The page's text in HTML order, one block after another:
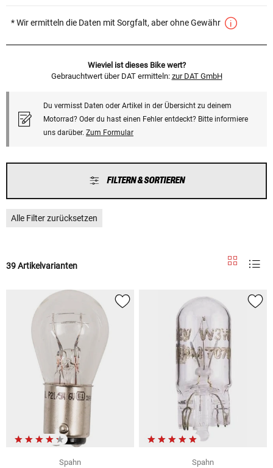
* Wir ermitteln die Daten mit Sorgfalt, aber ohne Gewähr
Wieviel ist dieses Bike wert?
Gebrauchtwert über DAT ermitteln: zur DAT GmbH
Du vermisst Daten oder Artikel in der Übersicht zu deinem
Motorrad? Oder du hast einen Fehler entdeckt? Bitte informiere
uns darüber. Zum Formular
FILTERN & SORTIEREN
Alle Filter zurücksetzen
39 Artikelvarianten
Spahn
Spahn